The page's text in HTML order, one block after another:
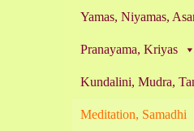
Yamas, Niyamas,
Pranayama, Kriyas
Kundalini, Mudra,
Meditation, Samadhi